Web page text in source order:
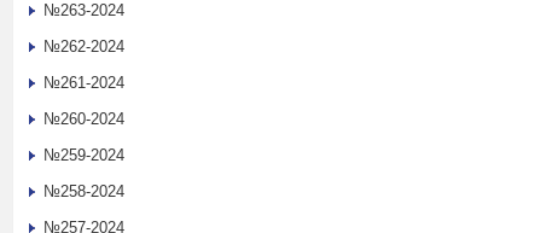
№263-2024
№262-2024
№261-2024
№260-2024
№259-2024
№258-2024
№257-2024